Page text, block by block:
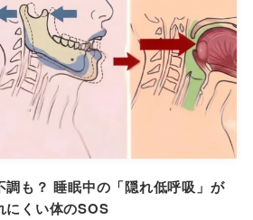
調も？ 睡眠中の「隠れ低呼吸」が
にくい体のSOS